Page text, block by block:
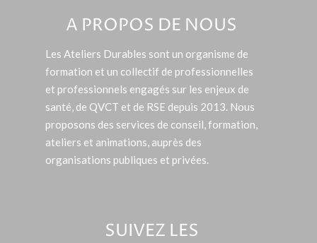
A PROPOS DE NOUS
Les Ateliers Durables sont un organisme de
formation et un collectif de professionnelles
et professionnels engagés sur les enjeux de
santé, de QVCT et de RSE depuis 2013. Nous
proposons des services de conseil, formation,
ateliers et animations, auprès des
organisations publiques et privées.
SUIVEZ LES